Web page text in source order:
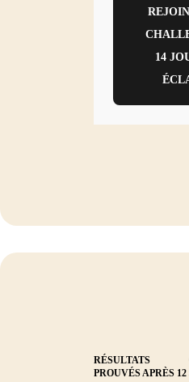
14
RÉSULTATS
PROUVÉS APRÈS